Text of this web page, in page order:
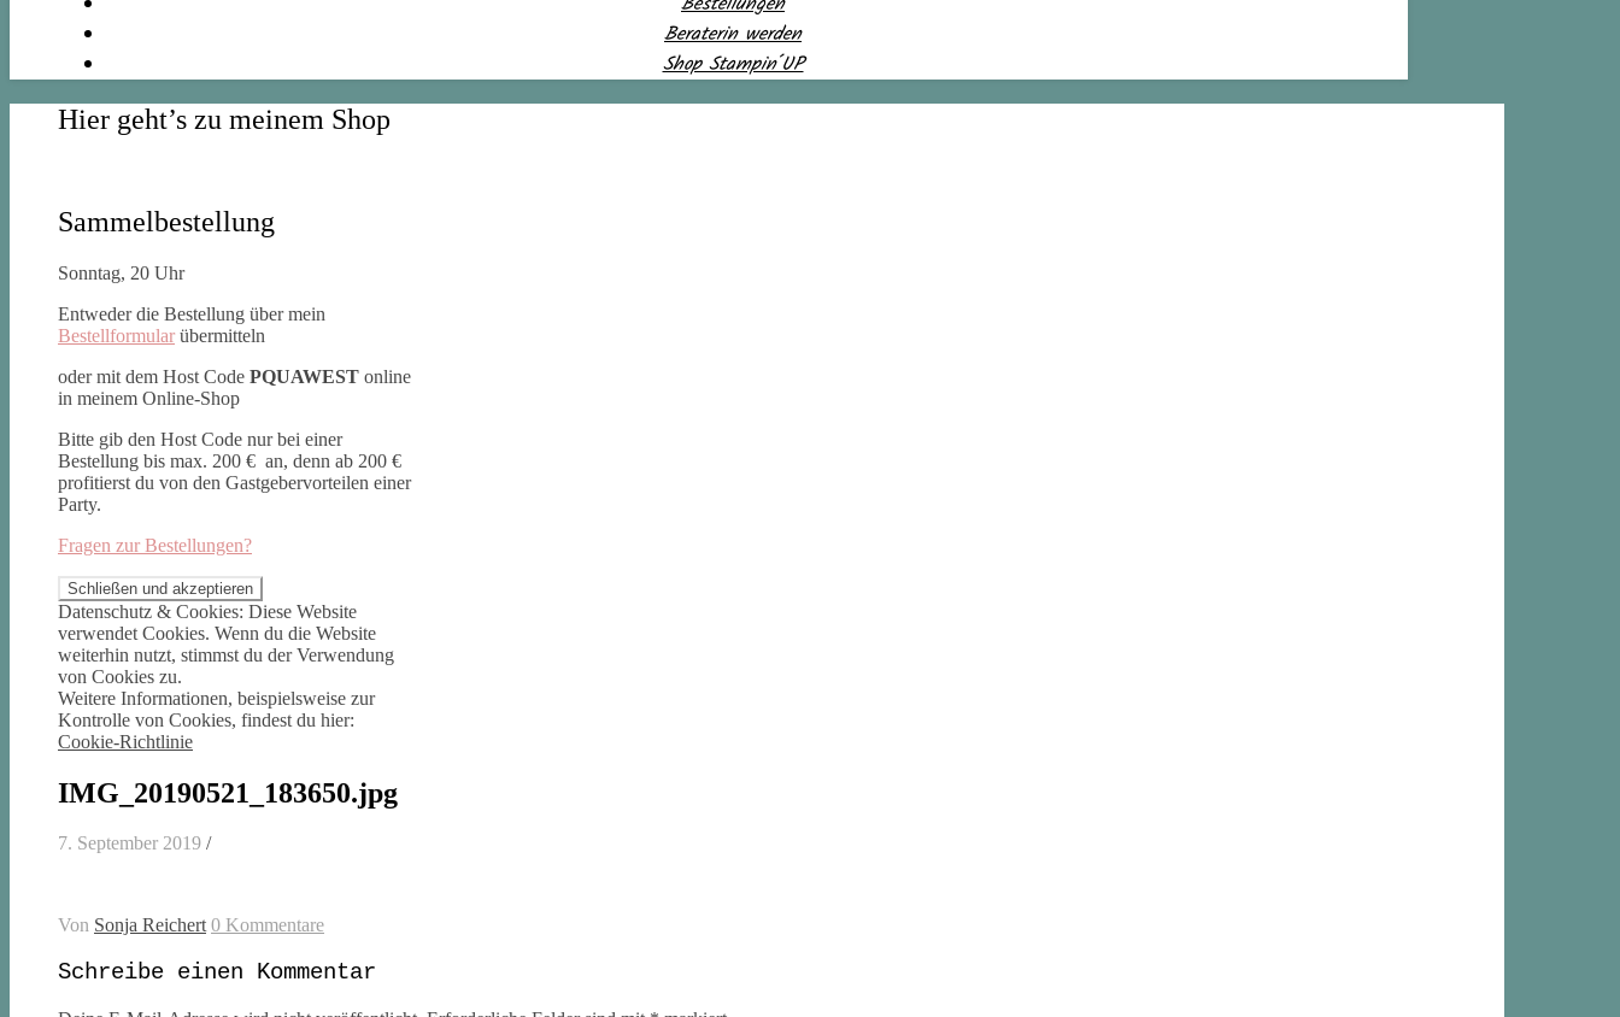
Beraterin werden
Shop Stampin´UP
Hier geht’s zu meinem Shop
Sammelbestellung
Sonntag, 20 Uhr
Entweder die Bestellung über mein
Bestellformular übermitteln
oder mit dem Host Code PQUAWEST online
in meinem Online-Shop
Bitte gib den Host Code nur bei einer
Bestellung bis max. 200 € an, denn ab 200 €
profitierst du von den Gastgebervorteilen einer
Party.
Fragen zur Bestellungen?
Datenschutz & Cookies: Diese Website
verwendet Cookies. Wenn du die Website
weiterhin nutzt, stimmst du der Verwendung
von Cookies zu.
Weitere Informationen, beispielsweise zur
Kontrolle von Cookies, findest du hier:
Cookie-Richtlinie
IMG_20190521_183650.jpg
7. September 2019 /
Von Sonja Reichert 0 Kommentare
Schreibe einen Kommentar